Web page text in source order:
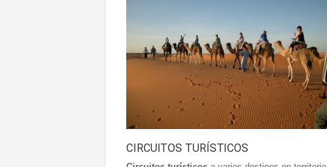
CIRCUITOS TURÍSTICOS